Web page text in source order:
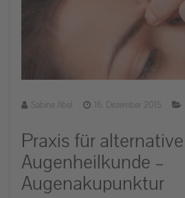
Sabine Abel 16. Dezember 2015
Praxis für alternative
Augenheilkunde –
Augenakupunktur